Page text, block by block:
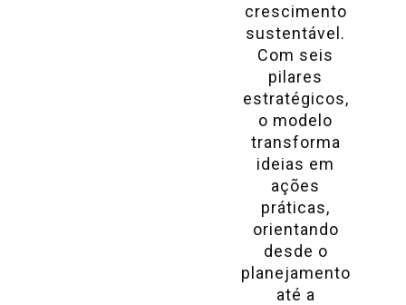
crescimento
sustentável.
Com seis
pilares
estratégicos,
o modelo
transforma
ideias em
ações
práticas,
orientando
desde o
planejamento
até a